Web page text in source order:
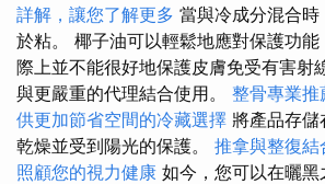
詳解，讓您了解更多 當與冷成分混合
於粘。 椰子油可以輕鬆地應對保護功
際上並不能很好地保護皮膚免受有害射
與更嚴重的代理結合使用。 整骨專業推
供更加節省空間的冷藏選擇 將產品存儲
乾燥並受到陽光的保護。 推拿與整復結
照顧您的視力健康 如今，您可以在曬